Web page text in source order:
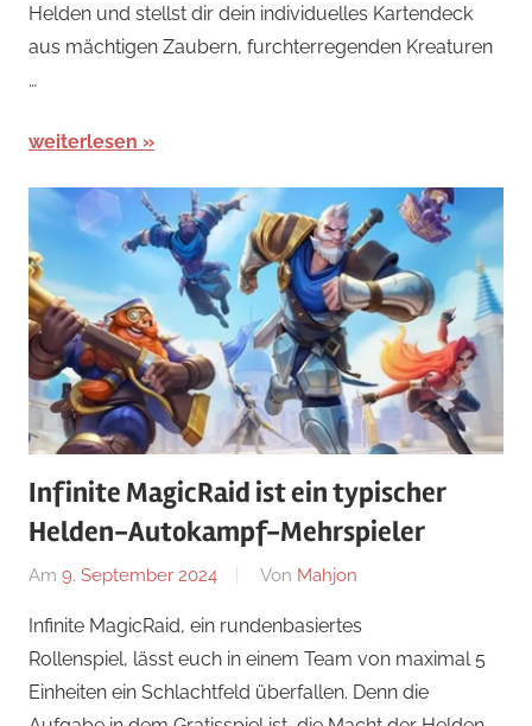
Helden und stellst dir dein individuelles Kartendeck
aus mächtigen Zaubern, furchterregenden Kreaturen
…
weiterlesen
Infinite MagicRaid ist ein typischer
Helden-Autokampf-Mehrspieler
Am 9. September 2024 Von Mahjon
News
Rollenspiele
Infinite MagicRaid, ein rundenbasiertes
Rollenspiel, lässt euch in einem Team von maximal 5
Einheiten ein Schlachtfeld überfallen. Denn die